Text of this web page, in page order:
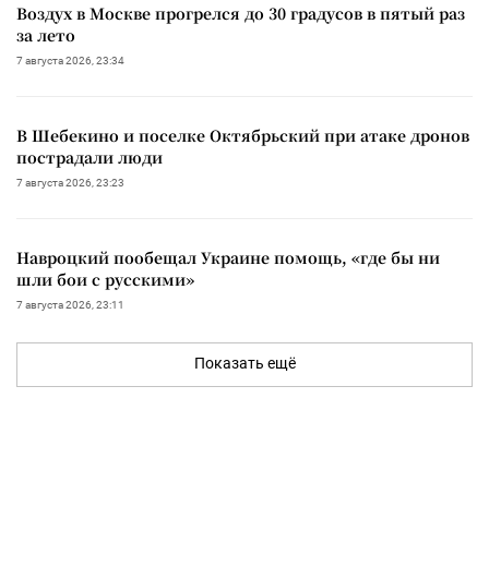
Воздух в Москве прогрелся до 30 градусов в пятый раз
за лето
7 августа 2026, 23:34
В Шебекино и поселке Октябрьский при атаке дронов
пострадали люди
7 августа 2026, 23:23
Навроцкий пообещал Украине помощь, «где бы ни
шли бои с русскими»
7 августа 2026, 23:11
Показать ещё